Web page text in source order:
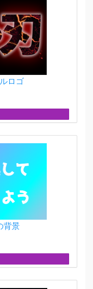
ロゴ
背景